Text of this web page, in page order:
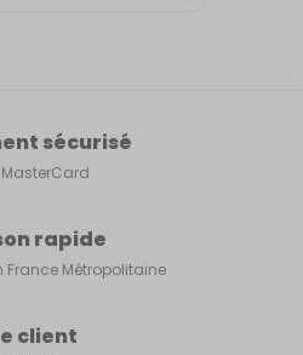
sécurisé
MasterCard
rapide
France Métropolitaine
client